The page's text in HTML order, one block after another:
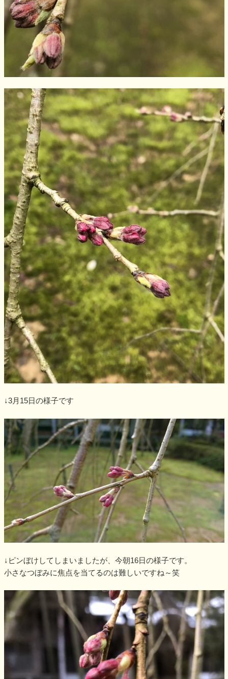
↓3月15日の様子です
↓ピンぼけしてしまいましたが、今朝16日の様子です。
小さなつぼみに焦点を当てるのは難しいですね～笑